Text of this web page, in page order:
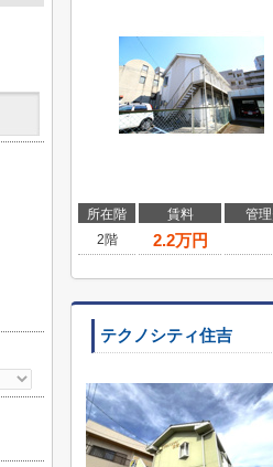
所在階 賃料 管
2階
2.2万円
テクノシティ住吉